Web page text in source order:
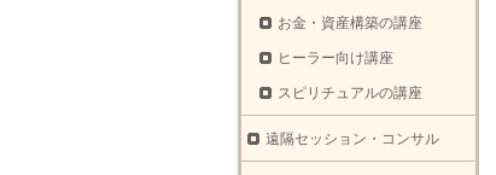
お金・資産構築の講座
ヒーラー向け講座
スピリチュアルの講座
遠隔セッション・コンサル